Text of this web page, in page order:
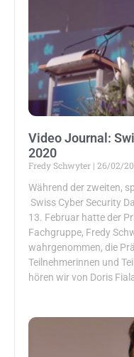
Video Journal:
2020
Fredy Schwyter 26/02/
Während der zweiten,
Swiss Cyber Security
13. Februar hatte der
Fachgruppe, Fredy
wahrgenommen, die
Teilnehmerinnen und
hören wir von Doris